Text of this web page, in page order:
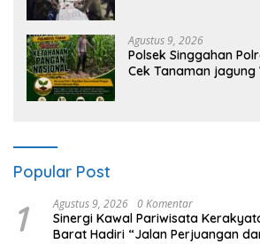
Agustus 9, 2026
Polsek Singgahan
Cek Tanaman
Popular Post
1 Agustus 9, 2026 0 Komentar
Sinergi Kawal Pariwisata
Barat Hadiri “Jalan Perjuangan